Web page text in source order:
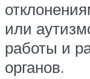
или
работы и
органов.